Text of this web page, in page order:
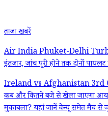
ताजा खबरें
Air India Phuket-Delhi
इंतजार, जांच पूरी होने तक दोनों
Ireland vs Afghanistan 3rd
कब और कितने बजे से खेला जाएगा
मुकाबला? यहां जानें वेन्यू समेत मैच से